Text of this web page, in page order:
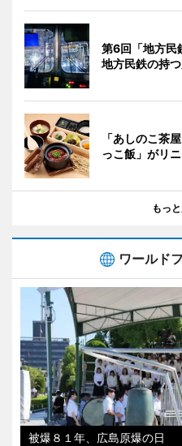
第6回「地方民
地方民鉄の持
「あしのこ茶
っこ飯」がリ
もっ
ワールド
被爆８１年、広島原爆の日